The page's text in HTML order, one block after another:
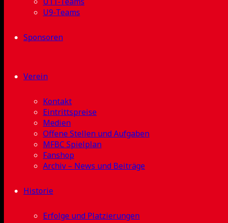
U9-Teams
Sponsoren
Verein
Kontakt
Eintrittspreise
Medien
Offene Stellen und Aufgaben
MFBC Spielplan
Fanshop
Archiv – News und Beiträge
Historie
Erfolge und Platzierungen